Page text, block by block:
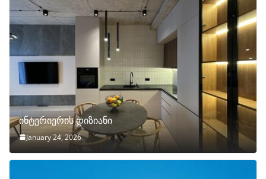
ინტერიერის დიზიანი
January 24, 2026